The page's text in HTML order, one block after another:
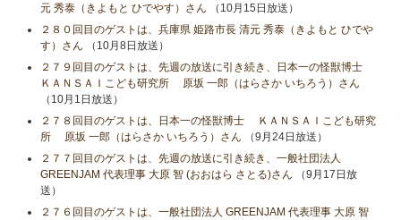
元 秀泰（きよもと ひでやす）さん （10月15日放送）
２８０回目のゲストは、兵庫県 姫路市長 清元 秀泰（きよもと ひでや
す）さん （10月8日放送）
２７９回目のゲストは、先週の放送に引き続き、日本一の怪獣博士
ＫＡＮＳＡＩこども研究所 原坂 一郎（はらさか いちろう）さん
（10月1日放送）
２７８回目のゲストは、日本一の怪獣博士 ＫＡＮＳＡＩこども研究
所 原坂 一郎（はらさか いちろう）さん （9月24日放送）
２７７回目のゲストは、先週の放送に引き続き、一般社団法人
GREENJAM 代表理事 大原 智 (おおはら さとる)さん （9月17日放
送）
２７６回目のゲストは、一般社団法人 GREENJAM 代表理事 大原 智